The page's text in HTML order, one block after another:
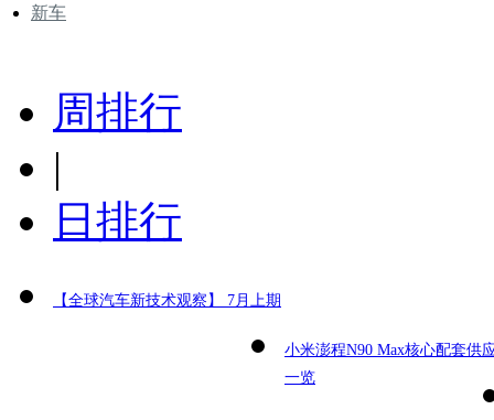
新车
周排行
|
日排行
【全球汽车新技术观察】 7月上期
小米澎程N90 Max核心配套供
一览